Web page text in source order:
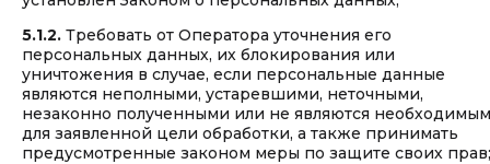
5.1.2. Требовать от Оператора уточнения его
персональных данных, их блокирования или
уничтожения в случае, если персональные данные
являются неполными, устаревшими, неточными,
незаконно полученными или не являются
для заявленной цели обработки, а также принимать
предусмотренные законом меры по защите своих прав;